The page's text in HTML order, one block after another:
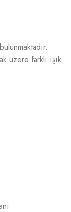
üzere farklı ışık